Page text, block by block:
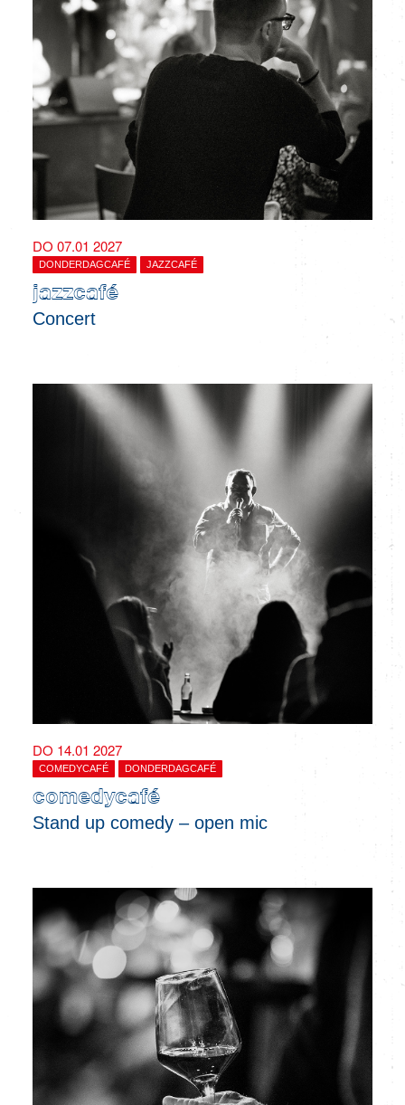
DO 07.01 2027
DONDERDAGCAFÉ JAZZCAFÉ
jazzcafé
Concert
DO 14.01 2027
COMEDYCAFÉ DONDERDAGCAFÉ
comedycafé
Stand up comedy – open mic